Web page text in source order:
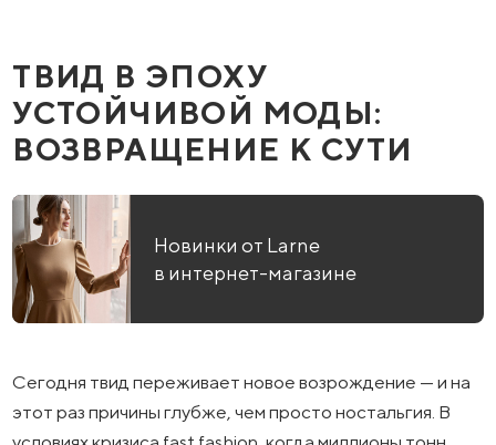
ТВИД В ЭПОХУ
УСТОЙЧИВОЙ МОДЫ:
ВОЗВРАЩЕНИЕ К СУТИ
Новинки от Larne
в интернет-магазине
Сегодня твид переживает новое возрождение — и на
этот раз причины глубже, чем просто ностальгия. В